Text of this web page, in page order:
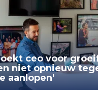
ceo voor
niet opnieuw
aanlopen'